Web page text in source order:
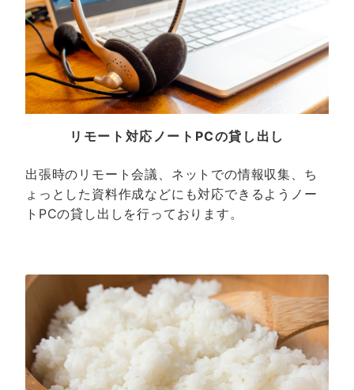
リモート対応ノートPCの貸し出し
出張時のリモート会議、ネットでの情報収集、ち
ょっとした資料作成などにも対応できるようノー
トPCの貸し出しを行っております。